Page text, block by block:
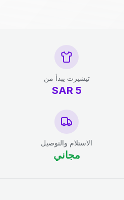
تيشيرت يبدأ من
5
SAR
الاستلام والتوصيل
مجاني